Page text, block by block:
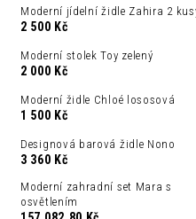
Moderní jídelní židle Zahira 2
2 500 Kč
Moderní stolek Toy zelený
2 000 Kč
Moderní židle Chloé lososová
1 500 Kč
Designová barová židle Nono
3 360 Kč
Moderní zahradní set Mara s
osvětlením